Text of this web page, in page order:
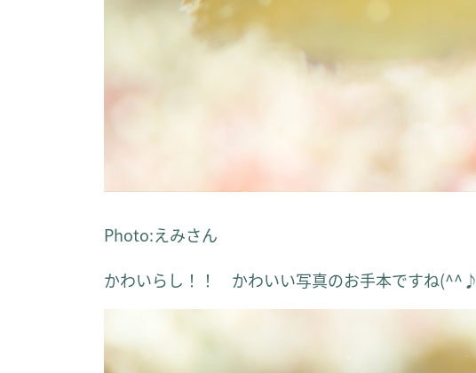
Photo:えみさん
かわいらし！！ かわいい写真のお手本ですね(^^♪